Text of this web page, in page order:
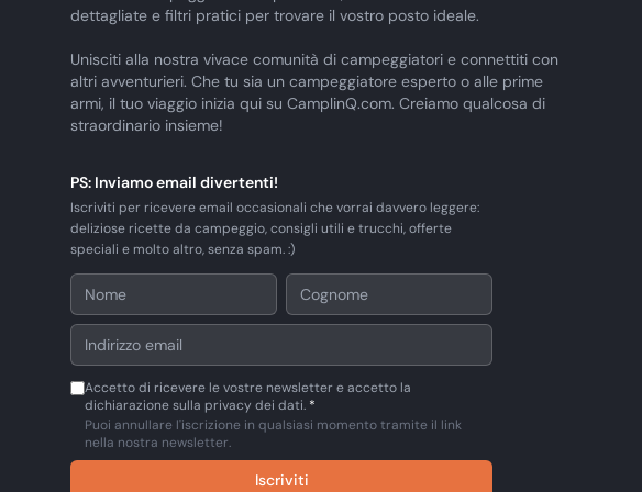
dettagliate e filtri pratici per trovare il vostro posto ideale.
Unisciti alla nostra vivace comunità di campeggiatori e connettiti con
altri avventurieri. Che tu sia un campeggiatore esperto o alle prime
armi, il tuo viaggio inizia qui su CamplinQ.com. Creiamo qualcosa di
straordinario insieme!
PS: Inviamo email divertenti!
Iscriviti per ricevere email occasionali che vorrai davvero leggere:
deliziose ricette da campeggio, consigli utili e trucchi, offerte
speciali e molto altro, senza spam. :)
Accetto di ricevere le vostre newsletter e accetto la
dichiarazione sulla privacy dei dati. *
Puoi annullare l'iscrizione in qualsiasi momento tramite il link
nella nostra newsletter.
Iscriviti